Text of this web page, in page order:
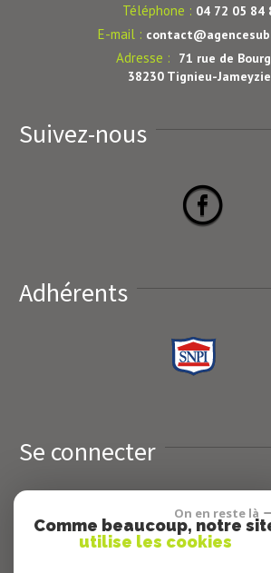
Téléphone : 04 72 05 84
E-mail :
Adresse :
71 rue de
38230 Tignieu-
Suivez-nous
Adhérents
Se connecter
Espace
On en reste là
Comme beaucoup, notre
utilise les cookies